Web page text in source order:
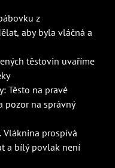
z
aby byla vláčná a
těstovin uvaříme
Těsto na pravé
pozor na správný
Vláknina prospívá
a bílý povlak není